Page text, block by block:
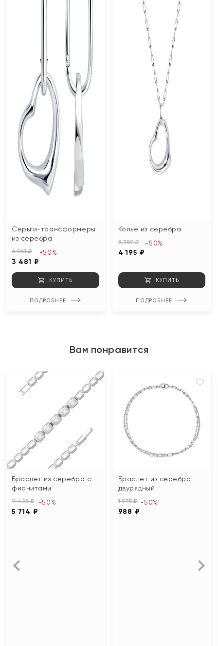
Серьги-трансформеры
из серебра
6 961 ₽
3 481 ₽
-50%
КУПИТЬ
ПОДРОБНЕЕ
Колье из серебра
8 389 ₽
4 195 ₽
-50%
КУПИТЬ
ПОДРОБНЕЕ
Вам понравится
Браслет из серебра с
фианитами
11 428 ₽
5 714 ₽
-50%
Браслет из серебра
двурядный
1 975 ₽
988 ₽
-50%